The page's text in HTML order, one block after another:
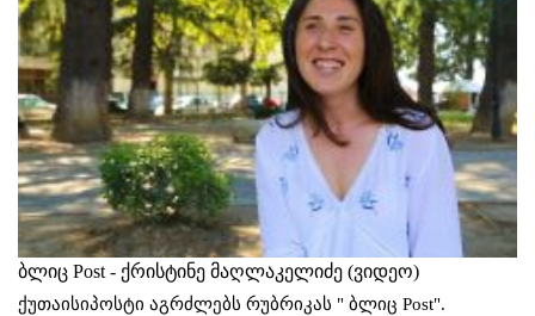
ბლიც Post - ქრისტინე მაღლაკელიძე (ვიდეო)
ქუთაისიპოსტი აგრძლებს რუბრიკას " ბლიც Post".